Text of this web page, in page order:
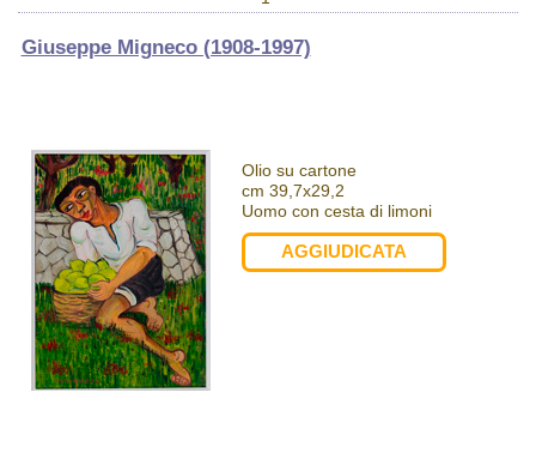
Giuseppe Migneco (1908-1997)
Olio su cartone
cm 39,7x29,2
Uomo con cesta di limoni
AGGIUDICATA